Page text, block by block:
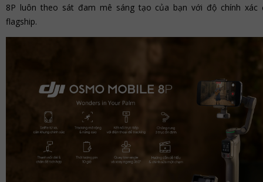
8P luôn theo sát đam mê sáng tạo của bạn với độ chính xác
flagship.